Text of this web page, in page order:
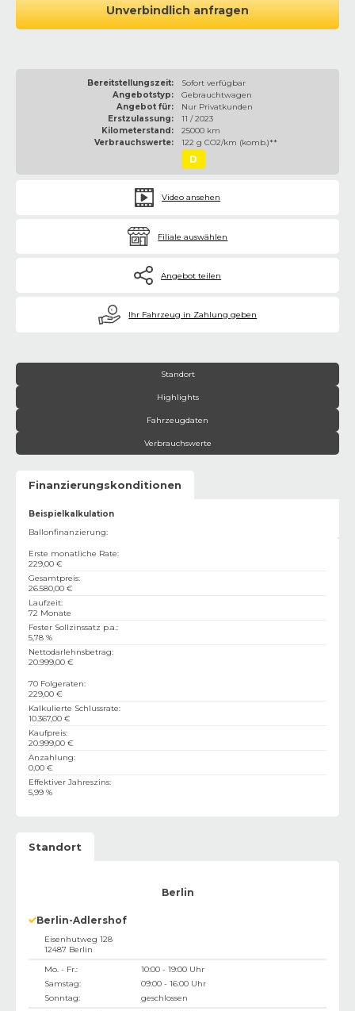
Unverbindlich anfragen
Bereitstellungszeit:
Sofort verfügbar
Angebotstyp:
Gebrauchtwagen
Angebot für:
Nur Privatkunden
Erstzulassung:
11 / 2023
Kilometerstand:
25000 km
Verbrauchswerte:
122 g CO2/km (komb.)**
D
Video ansehen
Filiale auswählen
Angebot teilen
€ Ihr Fahrzeug in Zahlung geben
Standort
Highlights
Fahrzeugdaten
Verbrauchswerte
Finanzierungskonditionen
Beispielkalkulation
Ballonfinanzierung:
Erste monatliche Rate:
229,00 €
Gesamtpreis:
26.580,00 €
Laufzeit:
72 Monate
Fester Sollzinssatz p.a.:
5,78 %
Nettodarlehnsbetrag:
20.999,00 €
70 Folgeraten:
229,00 €
Kalkulierte Schlussrate:
10.367,00 €
Kaufpreis:
20.999,00 €
Anzahlung:
0,00 €
Effektiver Jahreszins:
5,99 %
Standort
Berlin
Berlin-Adlershof
Eisenhutweg 128
12487 Berlin
Mo. - Fr.:
10:00 - 19:00 Uhr
Samstag:
09:00 - 16:00 Uhr
Sonntag:
geschlossen